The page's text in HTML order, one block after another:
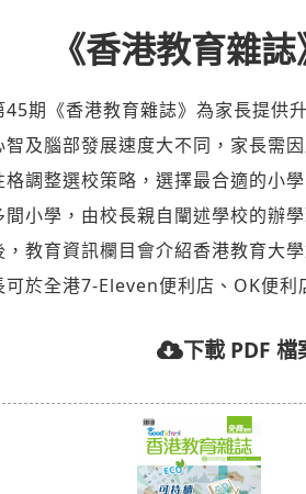
《香港教育雜
45期《香港教育雜誌》為家長提供
智及腦部發展速度大不同，家長需
格調整選校策略，選擇最合適的小
間小學，由校長親自闡述學校的辦
，教育資訊欄目會介紹香港教育大
可於全港7-Eleven便利店、OK便利
下載 PDF 檔